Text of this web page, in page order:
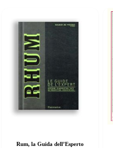
Rum, la Guida dell’Esperto